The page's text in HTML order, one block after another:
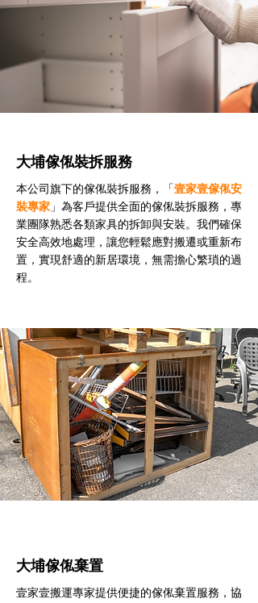
大埔傢俬裝拆服務
本公司旗下的傢俬裝拆服務，「壹家壹傢俬安
裝專家 」為客戶提供全面的傢俬裝拆服務，專
業團隊熟悉各類家具的拆卸與安裝。我們確保
安全高效地處理，讓您輕鬆應對搬遷或重新布
置，實現舒適的新居環境，無需擔心繁瑣的過
程。
大埔傢俬棄置
壹家壹搬運專家提供便捷的傢俬棄置服務，協